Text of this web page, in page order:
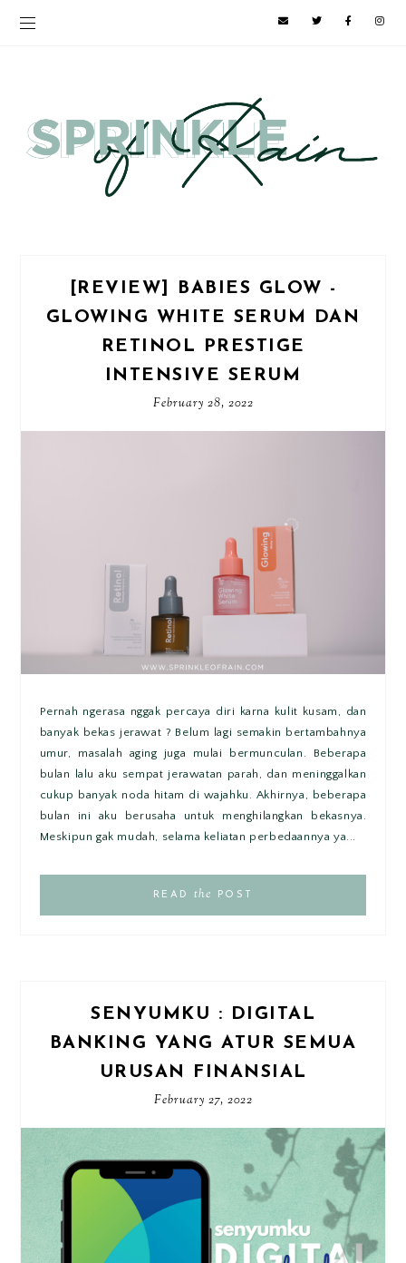
[REVIEW] BABIES GLOW -
GLOWING WHITE SERUM DAN
RETINOL PRESTIGE
INTENSIVE SERUM
February 28, 2022
Pernah ngerasa nggak percaya diri karna kulit kusam, dan
banyak bekas jerawat ? Belum lagi semakin bertambahnya
umur, masalah aging juga mulai bermunculan. Beberapa
bulan lalu aku sempat jerawatan parah, dan meninggalkan
cukup banyak noda hitam di wajahku. Akhirnya, beberapa
bulan ini aku berusaha untuk menghilangkan bekasnya.
Meskipun gak mudah, selama keliatan perbedaannya ya...
READ the POST
SENYUMKU : DIGITAL
BANKING YANG ATUR SEMUA
URUSAN FINANSIAL
February 27, 2022